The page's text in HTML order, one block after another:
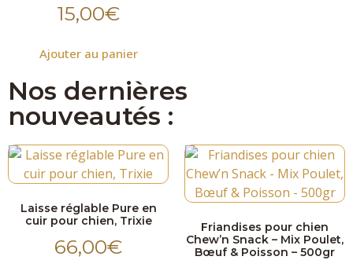
15,00€
Ajouter au panier
Nos dernières
nouveautés :
Laisse réglable Pure en
cuir pour chien, Trixie
66,00€
Friandises pour chien
Chew’n Snack – Mix Poulet,
Bœuf & Poisson – 500gr